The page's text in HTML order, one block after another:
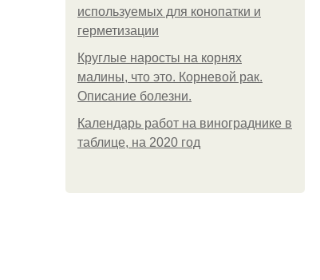
используемых для конопатки и
герметизации
Круглые наросты на корнях
малины, что это. Корневой рак.
Описание болезни.
Календарь работ на винограднике в
таблице, на 2020 год